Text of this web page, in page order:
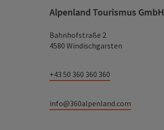
Alpenland Tourismus GmbH
Bahnhofstraße 2
4580 Windischgarsten
+43 50 360 360 360
info@360alpenland.com